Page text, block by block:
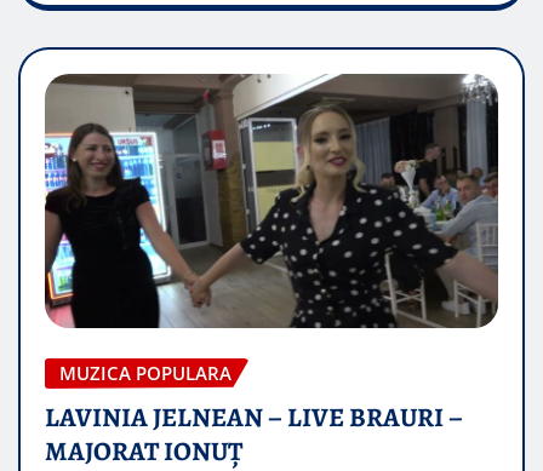
MUZICA POPULARA
LAVINIA JELNEAN – LIVE BRAURI –
MAJORAT IONUŢ